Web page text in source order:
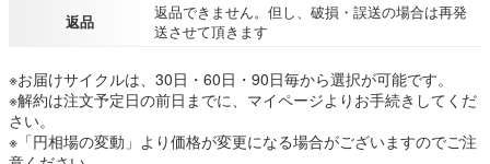
返品
返品できません。但し、破損・誤送の場合は再発
送させて頂きます
※お届けサイクルは、30日・60日・90日毎から選択が可能です。
※解約は注文予定日の前日までに、マイページよりお手続きしてくだ
さい。
※「円相場の変動」より価格が変更になる場合がございますのでご注